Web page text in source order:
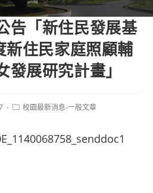
告「新住民發展基
住民家庭照顧輔
展研究計畫」
Post校園最新消息-一般文章